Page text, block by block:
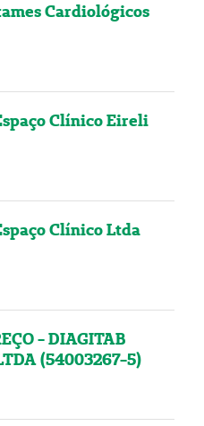
Cardiológicos
Clínico Eireli
Clínico Ltda
- DIAGITAB
(54003267-5)